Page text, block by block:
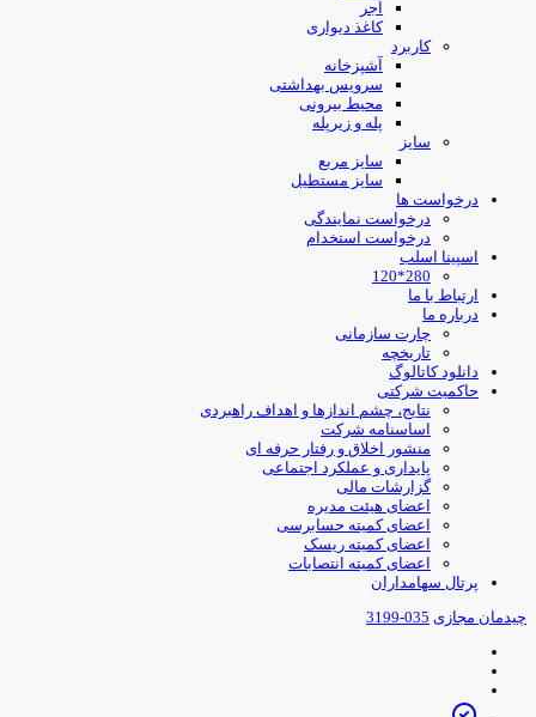
آجر
کاغذ دیواری
کاربرد
آشپزخانه
سرویس بهداشتی
محیط بیرونی
پله و زیرپله
سایز
سایز مربع
سایز مستطیل
درخواست ها
درخواست نمایندگی
درخواست استخدام
اسپینا اسلب
280*120
ارتباط با ما
درباره ما
چارت سازمانی
تاریخچه
دانلود کاتالوگ
حاکمیت شرکتی
نتایج، چشم اندازها و اهداف راهبردی
اساسنامه شرکت
منشور اخلاق و رفتار حرفه ای
پایداری و عملکرد اجتماعی
گزارشات مالی
اعضای هیئت مدیره
اعضای کمیته حسابرسی
اعضای کمیته ریسک
اعضای کمیته انتصابات
پرتال سهامداران
مجازی 035-3199